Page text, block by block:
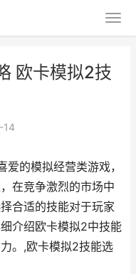
欧卡模拟2技
14
的模拟经营类游戏，
在竞争激烈的市场中
合适的技能对于玩家
介绍欧卡模拟2中技能
。,欧卡模拟2技能选